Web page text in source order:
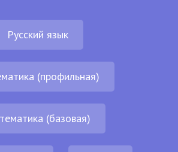
Русский язык
(профильная)
(базовая)